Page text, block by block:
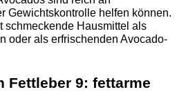
Gewichtskontrolle helfen können.
schmeckende Hausmittel als
oder als erfrischenden Avocado-
Fettleber 9: fettarme